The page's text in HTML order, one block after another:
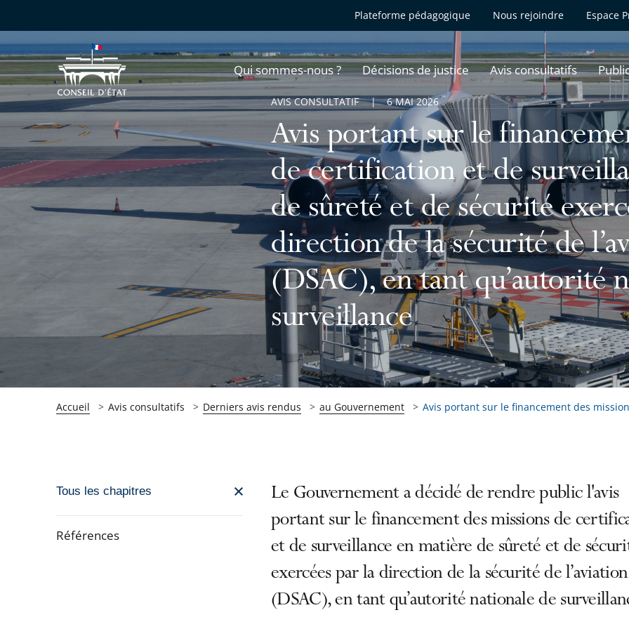
Plateforme pédagogique Nous rejoindre Espace
Qui sommes-nous ? Décisions de justice Avis consultatifs
Avis portant sur le
de certification et de
de sûreté et de sécurité
direction de la sécurité de
(DSAC), en tant qu’autorité
surveillance
AVIS CONSULTATIF 6 MAI 2026
Accueil Avis consultatifs Derniers avis rendus au Gouvernement Avis portant sur le financement des
Passer
navigation
Tous les chapitres
Références
Le Gouvernement a décidé de rendre public l'avis
portant sur le financement des missions de
et de surveillance en matière de sûreté et de
exercées par la direction de la sécurité de
(DSAC), en tant qu’autorité nationale de